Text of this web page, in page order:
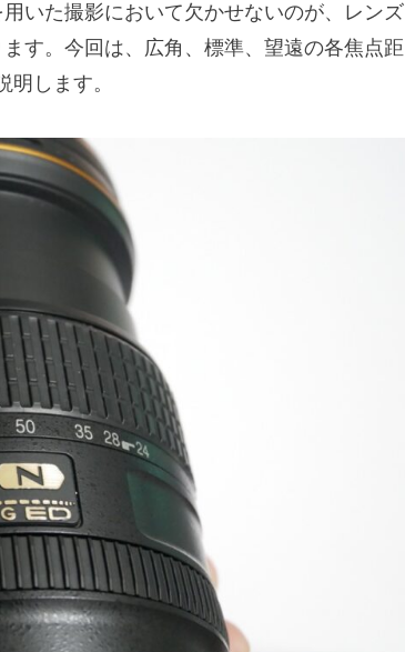
いた撮影において欠かせないのが、レンズ
す。今回は、広角、標準、望遠の各焦点距
明します。